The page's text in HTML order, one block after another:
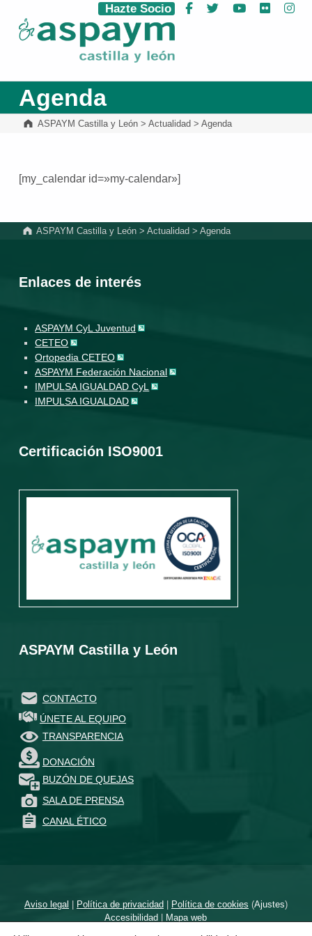
ASPAYM Castilla y León
Hazte Socio Facebook
Twitter YouTube
Flickr
Agenda
ASPAYM Castilla y León> Actualidad > Agenda
[my_calendar id=»my-calendar»]
ASPAYM Castilla y León >Actualidad >Agenda
Enlaces de interés
ASPAYM CyL Juventud
CETEO
Ortopedia CETEO
ASPAYM Federación Nacional
IMPULSA IGUALDAD CyL
IMPULSA IGUALDAD
Certificación ISO9001
ASPAYM Castilla y León
CONTACTO
ÚNETE AL EQUIPO
TRANSPARENCIA
DONACIÓN
BUZÓN DE QUEJAS
SALA DE PRENSA
CANAL ÉTICO
Aviso legal | Política de privacidad| Política de cookies (Ajustes)
Accesibilidad | Mapa web